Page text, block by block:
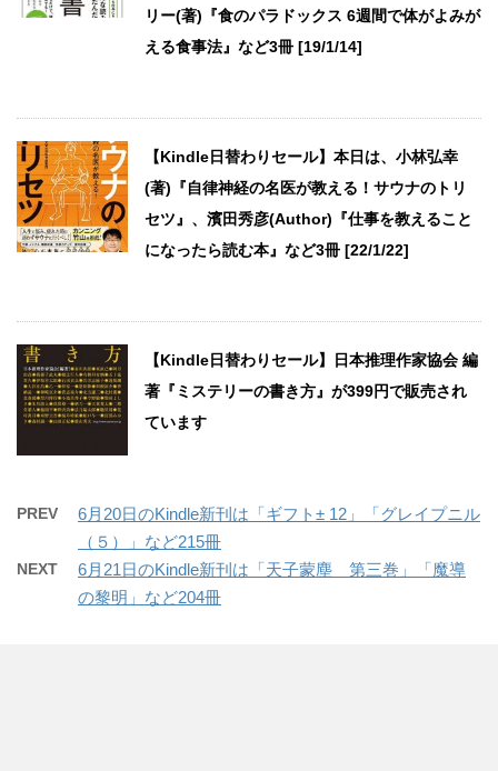
リー(著)『食のパラドックス 6週間で体がよみが
える食事法』など3冊 [19/1/14]
【Kindle日替わりセール】本日は、小林弘幸
(著)『自律神経の名医が教える！サウナのトリ
セツ』、濱田秀彦(Author)『仕事を教えること
になったら読む本』など3冊 [22/1/22]
【Kindle日替わりセール】日本推理作家協会 編
著『ミステリーの書き方』が399円で販売され
ています
PREV
6月20日のKindle新刊は「ギフト± 12」「グレイプニル
（５）」など215冊
NEXT
6月21日のKindle新刊は「天子蒙塵 第三巻」「魔導
の黎明」など204冊